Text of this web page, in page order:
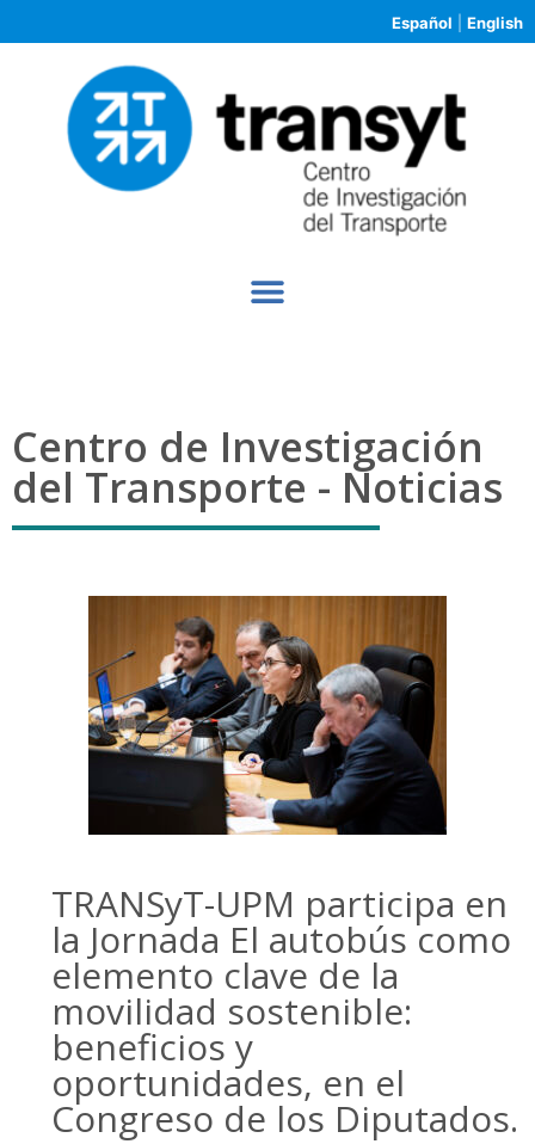
Español English
Centro de Investigación
del Transporte - Noticias
TRANSyT-UPM participa en
la Jornada El autobús como
elemento clave de la
movilidad sostenible:
beneficios y
oportunidades, en el
Congreso de los Diputados.